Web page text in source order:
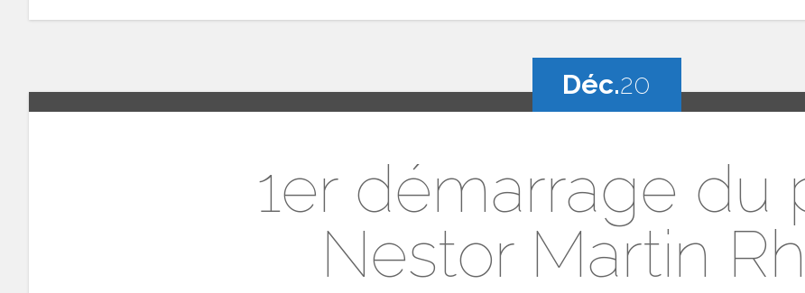
Déc.20
1er démarrage du
Nestor Martin